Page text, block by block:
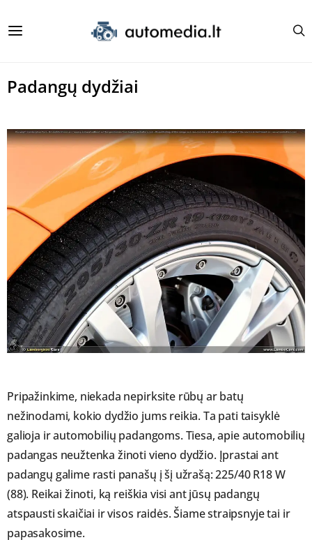
Padangų dydžiai
Pripažinkime, niekada nepirksite rūbų ar batų
nežinodami, kokio dydžio jums reikia. Ta pati taisyklė
galioja ir automobilių padangoms. Tiesa, apie automobilių
padangas neužtenka žinoti vieno dydžio. Įprastai ant
padangų galime rasti panašų į šį užrašą: 225/40 R18 W
(88). Reikai žinoti, ką reiškia visi ant jūsų padangų
atspausti skaičiai ir visos raidės. Šiame straipsnyje tai ir
papasakosime.